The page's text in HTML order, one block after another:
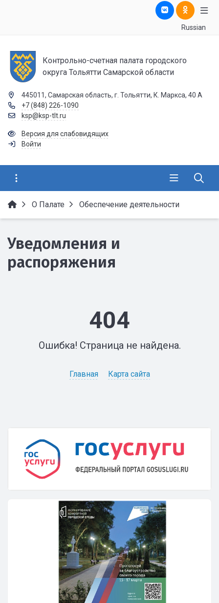
Russian
Контрольно-счетная палата городского
округа Тольятти Самарской области
445011, Самарская область, г. Тольятти, К. Маркса, 40 А
+7 (848) 226-1090
ksp@ksp-tlt.ru
Версия для слабовидящих
Войти
О Палате Обеспечение деятельности
Уведомления и
распоряжения
404
Ошибка! Страница не найдена.
Главная Карта сайта